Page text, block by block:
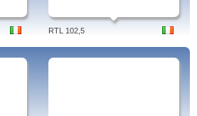
RTL 102,5